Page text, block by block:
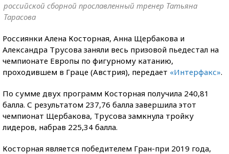
российской сборной прославленный тренер Татьяна
Тарасова
Россиянки Алена Косторная, Анна Щербакова и
Александра Трусова заняли весь призовой пьедестал на
чемпионате Европы по фигурному катанию,
проходившем в Граце (Австрия), передает «Интерфакс».
По сумме двух программ Косторная получила 240,81
балла. С результатом 237,76 балла завершила этот
чемпионат Щербакова, Трусова замкнула тройку
лидеров, набрав 225,34 балла.
Косторная является победителем Гран-при 2019 года,